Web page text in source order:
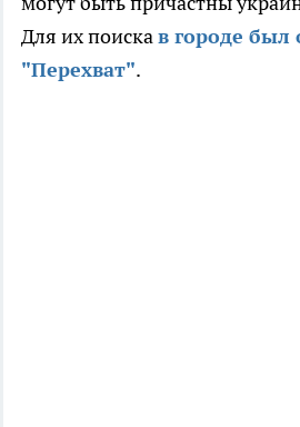
Для их поискав городе был
"Перехват".